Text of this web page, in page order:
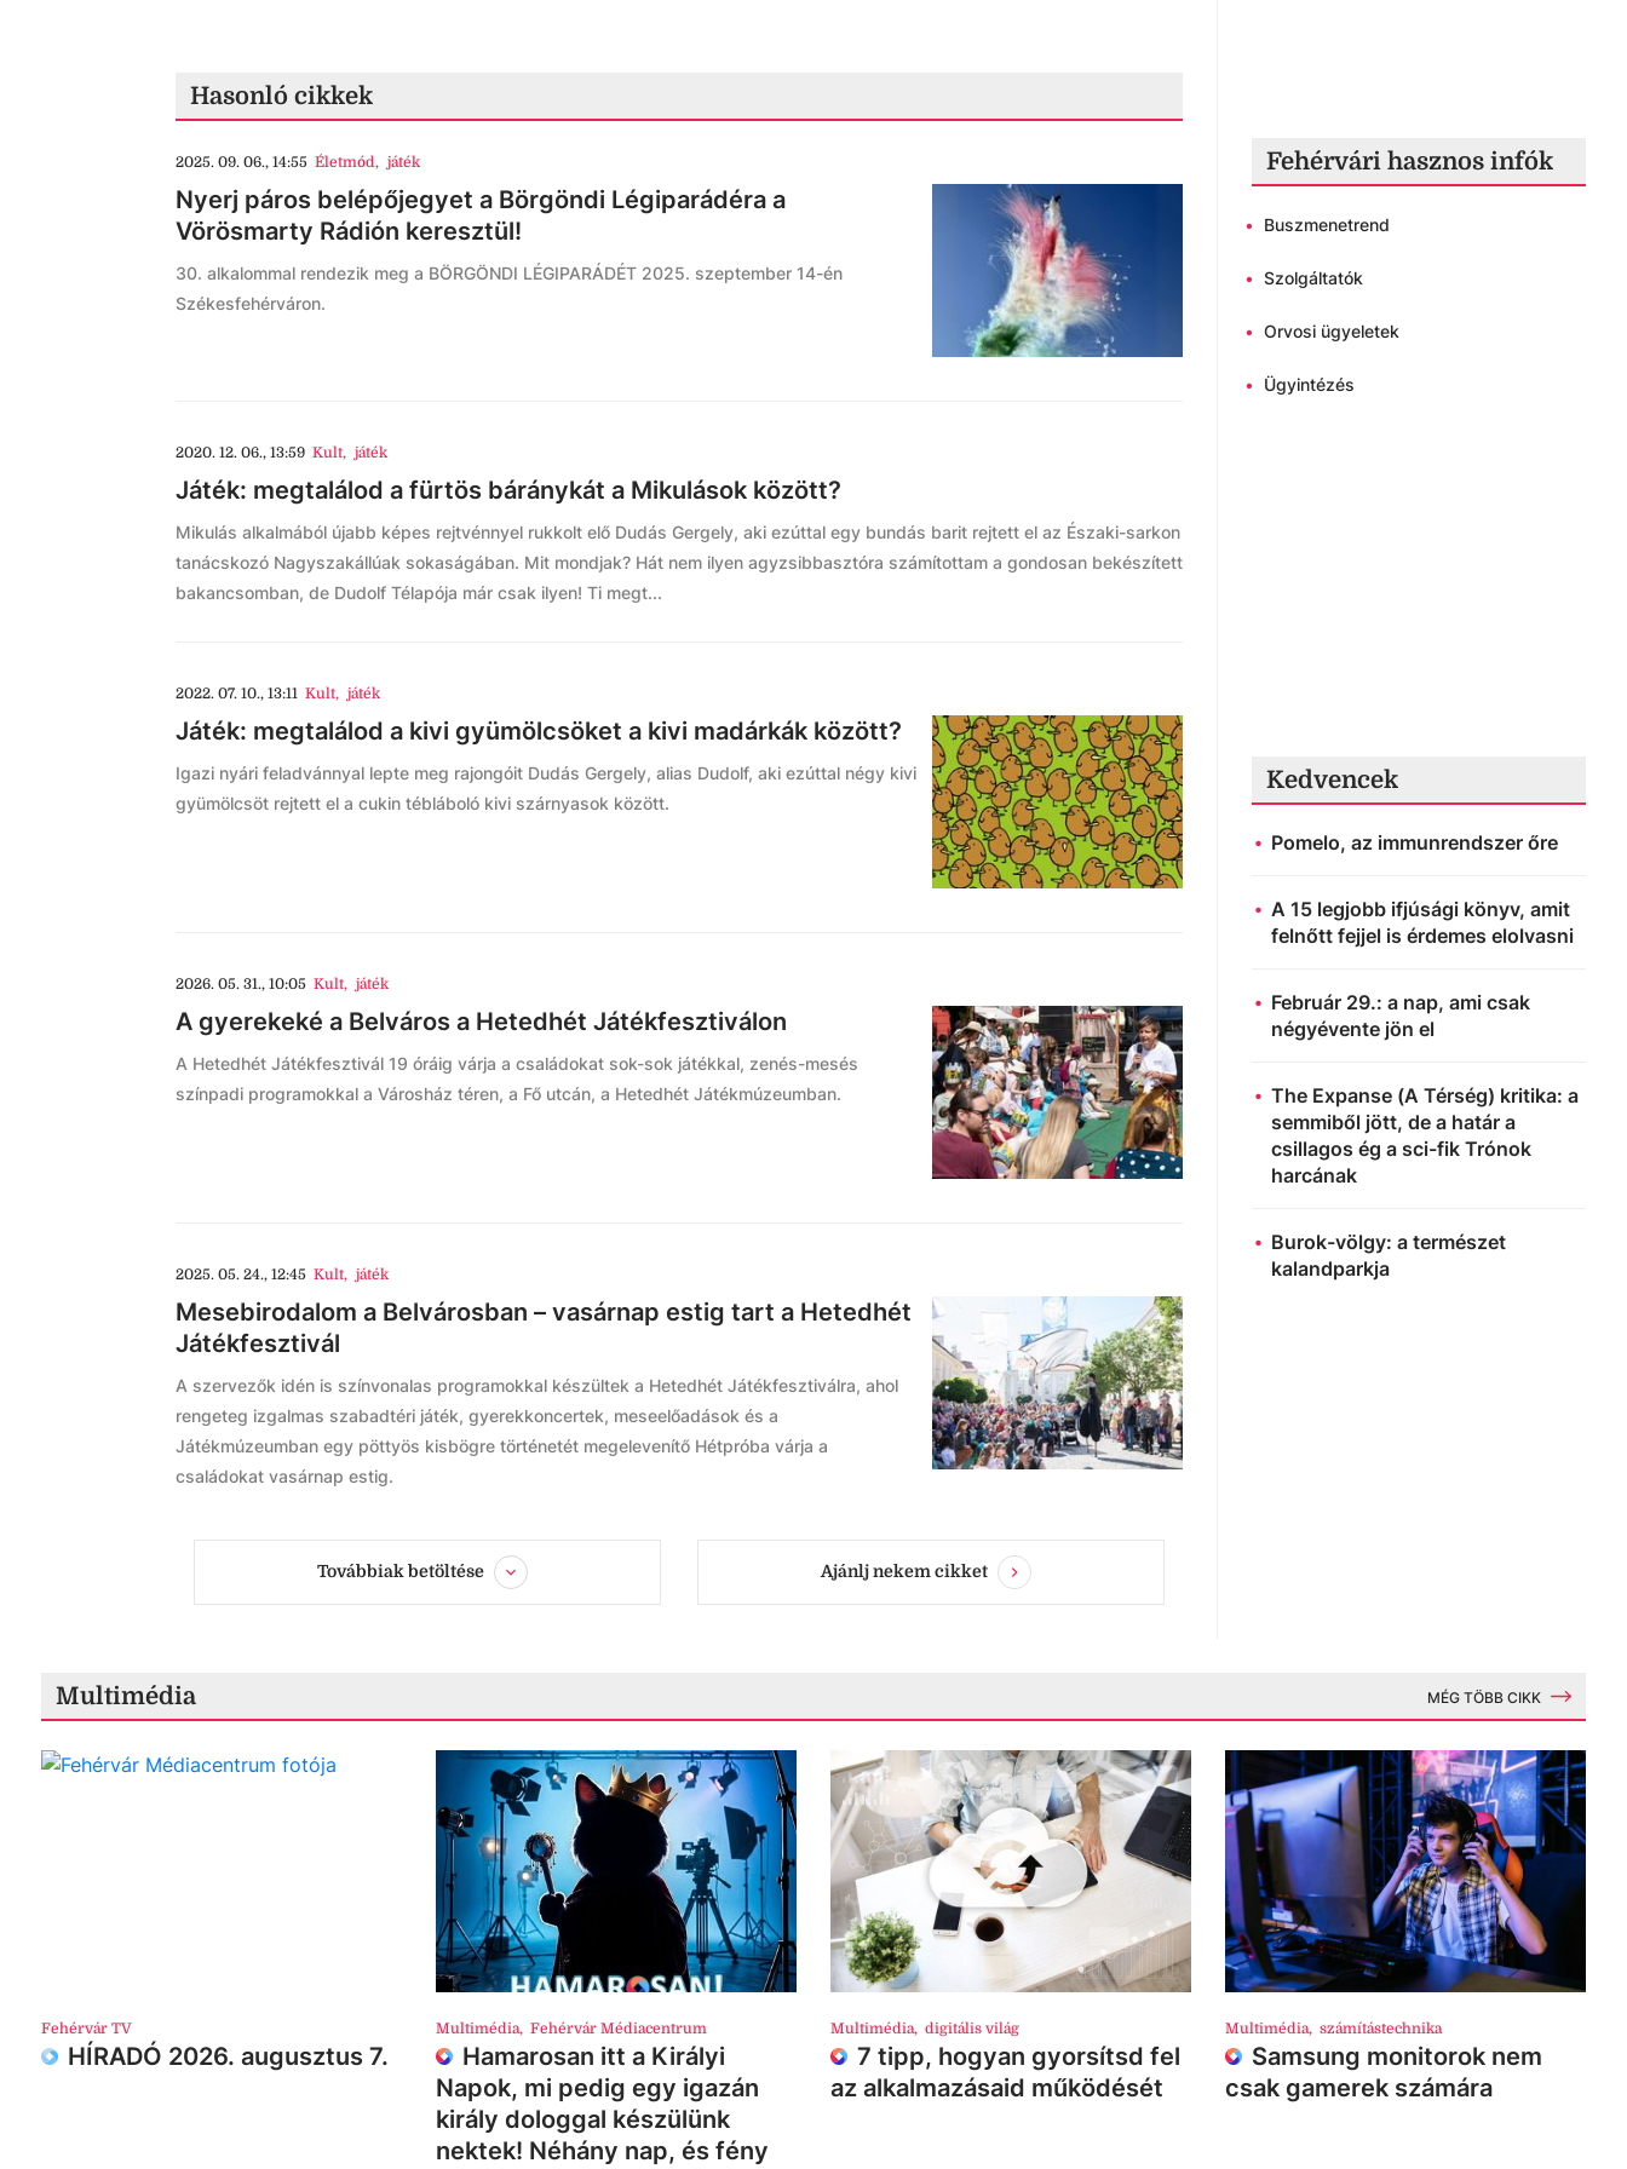
Hasonló cikkek
2025. 09. 06., 14:55 Életmód, játék
Nyerj páros belépőjegyet a Börgöndi Légiparádéra a
Vörösmarty Rádión keresztül!
30. alkalommal rendezik meg a BÖRGÖNDI LÉGIPARÁDÉT 2025. szeptember 14-én
Székesfehérváron.
2020. 12. 06., 13:59 Kult, játék
Játék: megtalálod a fürtös báránykát a Mikulások között?
Mikulás alkalmából újabb képes rejtvénnyel rukkolt elő Dudás Gergely, aki ezúttal egy bundás barit rejtett el az Északi-sarkon
tanácskozó Nagyszakállúak sokaságában. Mit mondjak? Hát nem ilyen agyzsibbasztóra számítottam a gondosan bekészített
bakancsomban, de Dudolf Télapója már csak ilyen! Ti megt...
2022. 07. 10., 13:11 Kult, játék
Játék: megtalálod a kivi gyümölcsöket a kivi madárkák között?
Igazi nyári feladvánnyal lepte meg rajongóit Dudás Gergely, alias Dudolf, aki ezúttal négy kivi
gyümölcsöt rejtett el a cukin tébláboló kivi szárnyasok között.
2026. 05. 31., 10:05 Kult, játék
A gyerekeké a Belváros a Hetedhét Játékfesztiválon
A Hetedhét Játékfesztivál 19 óráig várja a családokat sok-sok játékkal, zenés-mesés
színpadi programokkal a Városház téren, a Fő utcán, a Hetedhét Játékmúzeumban.
2025. 05. 24., 12:45 Kult, játék
Mesebirodalom a Belvárosban – vasárnap estig tart a Hetedhét
Játékfesztivál
A szervezők idén is színvonalas programokkal készültek a Hetedhét Játékfesztiválra, ahol
rengeteg izgalmas szabadtéri játék, gyerekkoncertek, meseelőadások és a
Játékmúzeumban egy pöttyös kisbögre történetét megelevenítő Hétpróba várja a
családokat vasárnap estig.
Továbbiak betöltése Ajánlj nekem cikket
Fehérvári hasznos infók
• Buszmenetrend
• Szolgáltatók
• Orvosi ügyeletek
• Ügyintézés
Kedvencek
Pomelo, az immunrendszer őre
A 15 legjobb ifjúsági könyv, amit
felnőtt fejjel is érdemes elolvasni
Február 29.: a nap, ami csak
négyévente jön el
The Expanse (A Térség) kritika: a
semmiből jött, de a határ a
csillagos ég a sci-fik Trónok
harcának
Burok-völgy: a természet
kalandparkja
Multimédia MÉG TÖBB CIKK
Fehérvár TV
HÍRADÓ 2026. augusztus 7.
Multimédia, Fehérvár Médiacentrum
Hamarosan itt a Királyi
Napok, mi pedig egy igazán
király dologgal készülünk
nektek! Néhány nap, és fény
Multimédia, digitális világ
7 tipp, hogyan gyorsítsd fel
az alkalmazásaid működését
Multimédia, számítástechnika
Samsung monitorok nem
csak gamerek számára